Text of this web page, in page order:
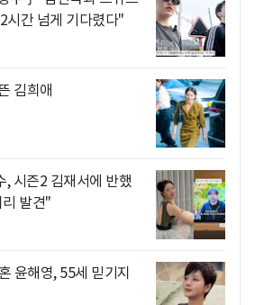
시간 넘게 기다렸다"
김희애
, 시즌2 김재서에 반했
발견"
윤해영, 55세 믿기지